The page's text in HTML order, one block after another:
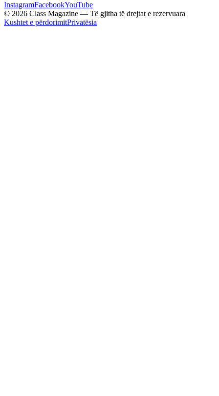
InstagramFacebookYouTube
© 2026 Class Magazine — Të gjitha të drejtat e rezervuara
Kushtet e përdorimitPrivatësia